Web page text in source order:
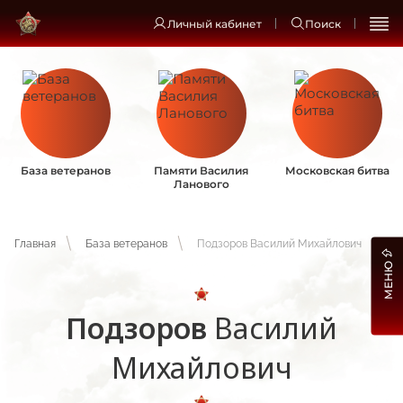
Личный кабинет Поиск
База ветеранов
Памяти Василия
Ланового
Московская битва
Главная База ветеранов Подзоров Василий Михайлович
Подзоров Василий
Михайлович
МЕНЮ